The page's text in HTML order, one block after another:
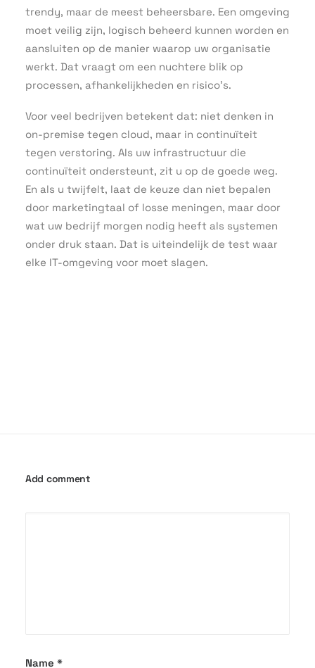
trendy, maar de meest beheersbare. Een omgeving
moet veilig zijn, logisch beheerd kunnen worden en
aansluiten op de manier waarop uw organisatie
werkt. Dat vraagt om een nuchtere blik op
processen, afhankelijkheden en risico’s.
Voor veel bedrijven betekent dat: niet denken in
on-premise tegen cloud, maar in continuïteit
tegen verstoring. Als uw infrastructuur die
continuïteit ondersteunt, zit u op de goede weg.
En als u twijfelt, laat de keuze dan niet bepalen
door marketingtaal of losse meningen, maar door
wat uw bedrijf morgen nodig heeft als systemen
onder druk staan. Dat is uiteindelijk de test waar
elke IT-omgeving voor moet slagen.
Add comment
Name *